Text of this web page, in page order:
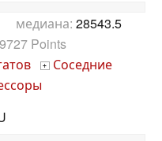
медиана: 28543.5
Points
+ Соседние